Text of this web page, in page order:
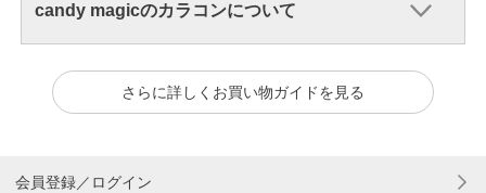
candy magicのカラコンについて
さらに詳しくお買い物ガイドを見る
会員登録／ログイン